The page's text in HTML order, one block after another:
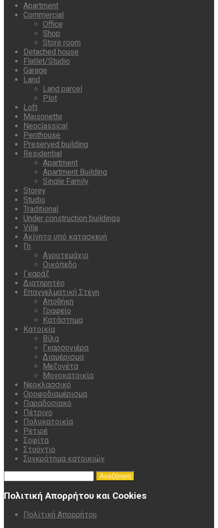
Apartment
Commercial
Office
Shop
Store room
Detached house
Flatlet/Studio
Garage
Land
Land parcel
Plot
Loft
Maisonette
Neoclassical
Penthouse
Preserved building
Residential
Apartment
Apartment Building
Single Family
Storey
Studio
Traditional
Under construction buildings
Villa
Ακίνητο υπό κατασκευή
Γη
Αγροτεμάχιο
Οικόπεδο
Γκαράζ
Διατηρητέο
Επαγγελματική Στέγη
Αποθήκη
Γραφείο
Κατάστημα
Κατοικία
Βίλα
Γκαρσονιέρα
Διαμέρισμα
Μεζονέτα
Μονοκατοικία
Νεοκλασσικό
Οροφοδιαμέρισμα
Παραδοσιακό
Πέτρινο
Πολυκατοικία
Ρετιρέ
Σοφίτα
Στούντιο
Συγκρότημα κατοικιών
για:
Πολιτική Απορρήτου και Cookies
Πολιτική Απορρήτου